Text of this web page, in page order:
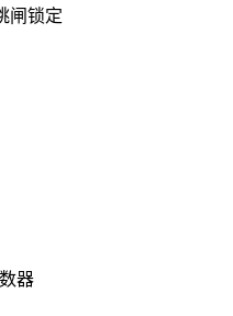
闸锁定
器